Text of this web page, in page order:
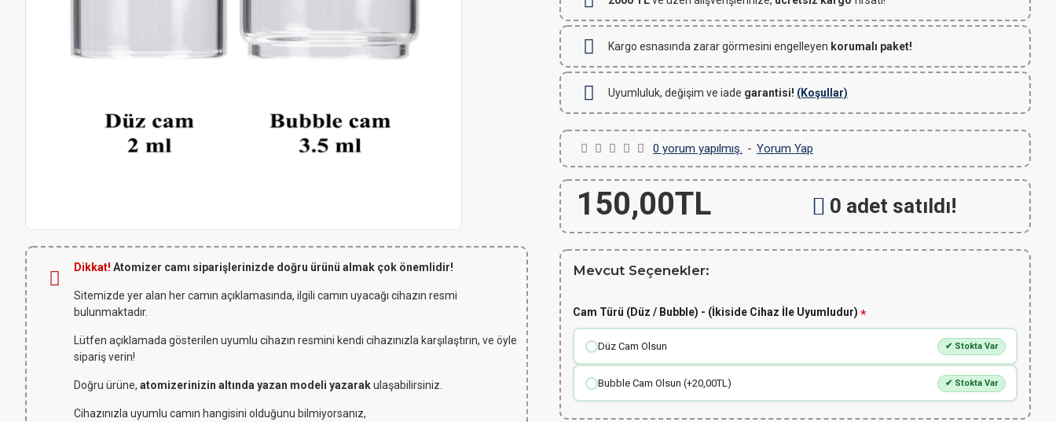
Dikkat! Atomizer camı siparişlerinizde doğru ürünü almak çok önemlidir!
Sitemizde yer alan her camın açıklamasında, ilgili camın uyacağı cihazın resmi
bulunmaktadır.
Lütfen açıklamada gösterilen uyumlu cihazın resmini kendi cihazınızla karşılaştırın, ve öyle
sipariş verin!
Doğru ürüne, atomizerinizin altında yazan modeli yazarakulaşabilirsiniz.
Cihazınızla uyumlu camın hangisini olduğunu bilmiyorsanız,
Kargo esnasında zarar görmesini engelleyen korumalı paket!
Uyumluluk, değişim ve iade garantisi! (Koşullar)
0 yorum yapılmış. - Yorum Yap
150,00TL 0 adet satıldı!
Mevcut Seçenekler:
Cam Türü (Düz / Bubble) - (İkiside Cihaz İle Uyumludur)
Düz Cam Olsun ✔ Stokta Var
Bubble Cam Olsun (+20,00TL) ✔ Stokta Var